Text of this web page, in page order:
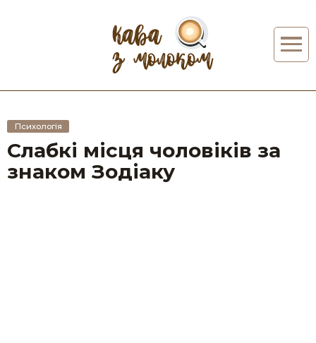
Психологія
Слабкі місця чоловіків за
знаком Зодіаку